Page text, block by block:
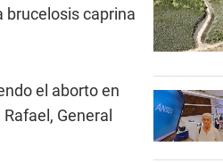
brucelosis caprina
el aborto en
General